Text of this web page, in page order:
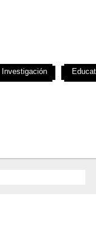
Investigación